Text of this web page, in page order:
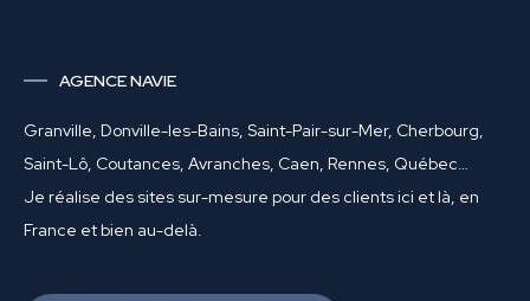
AGENCE NAVIE
Granville, Donville-les-Bains, Saint-Pair-sur-Mer, Cherbourg,
Saint-Lô, Coutances, Avranches, Caen, Rennes, Québec…
Je réalise des sites sur-mesure pour des clients ici et là, en
France et bien au-delà.